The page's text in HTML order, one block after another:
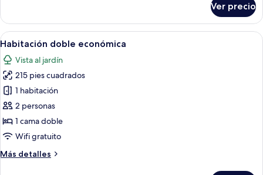
familiar,
vista
al
océano
Ver precio
Abrir
todas
las
fotos
de
Habitación
doble
económica
Un dormitorio con una cama de
5
Habitación doble económica
Vista al jardín
215 pies cuadrados
1 habitación
2 personas
1 cama doble
Wifi gratuito
Más detalles
Más